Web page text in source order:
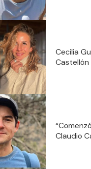
Cecilia
Castellón
Claudio